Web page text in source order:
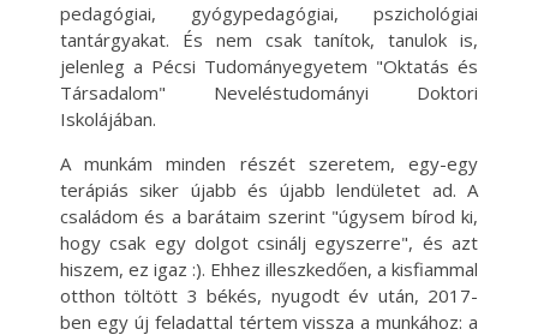
pedagógiai, gyógypedagógiai, pszichológiai
tantárgyakat. És nem csak tanítok, tanulok is,
jelenleg a Pécsi Tudományegyetem "Oktatás és
Társadalom" Neveléstudományi Doktori
Iskolájában.
A munkám minden részét szeretem, egy-egy
terápiás siker újabb és újabb lendületet ad. A
családom és a barátaim szerint "úgysem bírod ki,
hogy csak egy dolgot csinálj egyszerre", és azt
hiszem, ez igaz :). Ehhez illeszkedően, a kisfiammal
otthon töltött 3 békés, nyugodt év után, 2017-
ben egy új feladattal tértem vissza a munkához: a